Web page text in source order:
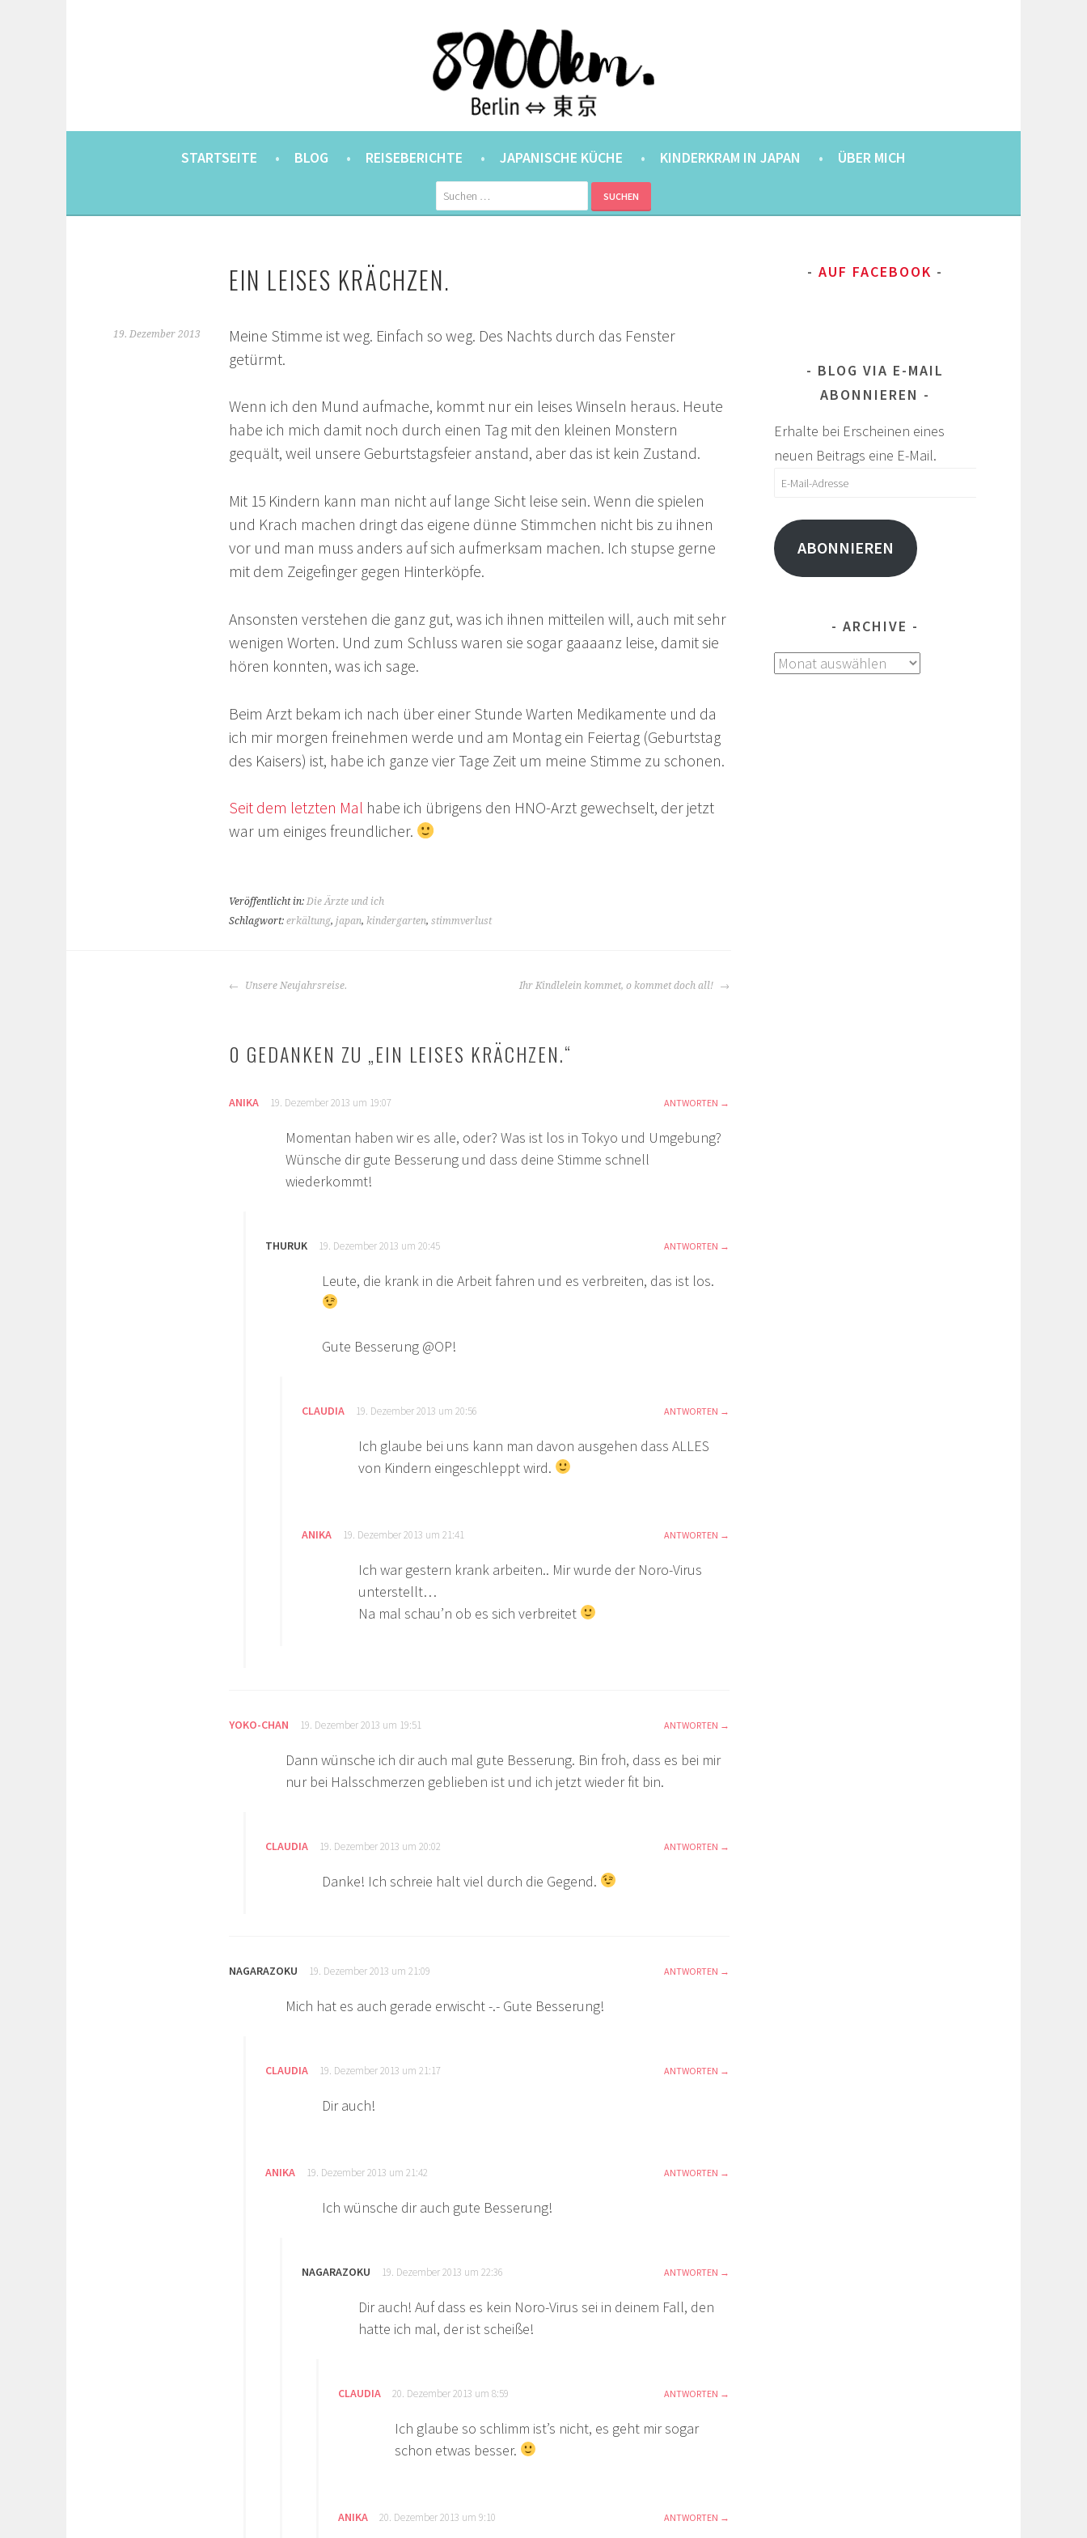
STARTSEITE BLOG REISEBERICHTE JAPANISCHE KÜCHE KINDERKRAM IN JAPAN
ÜBER MICH
Suchen
nach:
EIN LEISES KRÄCHZEN.
19. Dezember 2013
Meine Stimme ist weg. Einfach so weg. Des Nachts durch das Fenster
getürmt.
Wenn ich den Mund aufmache, kommt nur ein leises Winseln heraus. Heute
habe ich mich damit noch durch einen Tag mit den kleinen Monstern
gequält, weil unsere Geburtstagsfeier anstand, aber das ist kein Zustand.
Mit 15 Kindern kann man nicht auf lange Sicht leise sein. Wenn die spielen
und Krach machen dringt das eigene dünne Stimmchen nicht bis zu ihnen
vor und man muss anders auf sich aufmerksam machen. Ich stupse gerne
mit dem Zeigefinger gegen Hinterköpfe.
Ansonsten verstehen die ganz gut, was ich ihnen mitteilen will, auch mit sehr
wenigen Worten. Und zum Schluss waren sie sogar gaaaanz leise, damit sie
hören konnten, was ich sage.
Beim Arzt bekam ich nach über einer Stunde Warten Medikamente und da
ich mir morgen freinehmen werde und am Montag ein Feiertag (Geburtstag
des Kaisers) ist, habe ich ganze vier Tage Zeit um meine Stimme zu schonen.
Seit dem letzten Mal habe ich übrigens den HNO-Arzt gewechselt, der jetzt
war um einiges freundlicher.
Veröffentlicht in: Die Ärzte und ich
Schlagwort: erkältung, japan, kindergarten, stimmverlust
BEITRAGS-
NAVIGATION
Unsere Neujahrsreise. Ihr Kindlelein kommet, o kommet doch all!
0 GEDANKEN ZU „EIN LEISES KRÄCHZEN.“
ANIKA 19. Dezember 2013 um 19:07 ANTWORTEN
Momentan haben wir es alle, oder? Was ist los in Tokyo und Umgebung?
Wünsche dir gute Besserung und dass deine Stimme schnell
wiederkommt!
THURUK 19. Dezember 2013 um 20:45 ANTWORTEN
Leute, die krank in die Arbeit fahren und es verbreiten, das ist los.
Gute Besserung @OP!
CLAUDIA 19. Dezember 2013 um 20:56 ANTWORTEN
Ich glaube bei uns kann man davon ausgehen dass ALLES
von Kindern eingeschleppt wird.
ANIKA 19. Dezember 2013 um 21:41 ANTWORTEN
Ich war gestern krank arbeiten.. Mir wurde der Noro-Virus
unterstellt…
Na mal schau’n ob es sich verbreitet
YOKO-CHAN 19. Dezember 2013 um 19:51 ANTWORTEN
Dann wünsche ich dir auch mal gute Besserung. Bin froh, dass es bei mir
nur bei Halsschmerzen geblieben ist und ich jetzt wieder fit bin.
CLAUDIA 19. Dezember 2013 um 20:02 ANTWORTEN
Danke! Ich schreie halt viel durch die Gegend.
NAGARAZOKU 19. Dezember 2013 um 21:09 ANTWORTEN
Mich hat es auch gerade erwischt -.- Gute Besserung!
CLAUDIA 19. Dezember 2013 um 21:17 ANTWORTEN
Dir auch!
ANIKA 19. Dezember 2013 um 21:42 ANTWORTEN
Ich wünsche dir auch gute Besserung!
NAGARAZOKU 19. Dezember 2013 um 22:36 ANTWORTEN
Dir auch! Auf dass es kein Noro-Virus sei in deinem Fall, den
hatte ich mal, der ist scheiße!
CLAUDIA 20. Dezember 2013 um 8:59 ANTWORTEN
Ich glaube so schlimm ist’s nicht, es geht mir sogar
schon etwas besser.
ANIKA 20. Dezember 2013 um 9:10 ANTWORTEN
AUF FACEBOOK
BLOG VIA E-MAIL
ABONNIEREN
Erhalte bei Erscheinen eines
neuen Beitrags eine E-Mail.
E-
Adresse
ABONNIEREN
ARCHIVE
Archive